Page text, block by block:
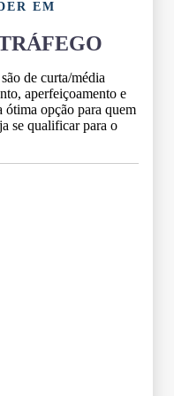
EM
de curta/média
aperfeiçoamento e
ótima opção para quem
se qualificar para o